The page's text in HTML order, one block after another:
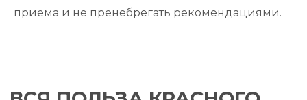
приема и не пренебрегать рекомендациями.